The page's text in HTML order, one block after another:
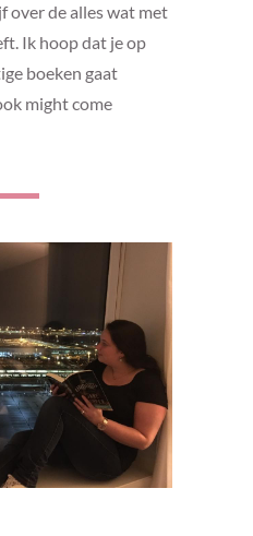
over de alles wat met
Ik hoop dat je op
boeken gaat
might come